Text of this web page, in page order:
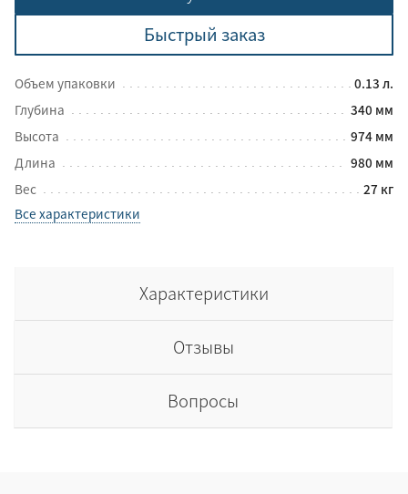
Быстрый заказ
Объем упаковки
0.13 л.
Глубина
340 мм
Высота
974 мм
Длина
980 мм
Вес
27 кг
Все характеристики
Характеристики
Отзывы
Вопросы